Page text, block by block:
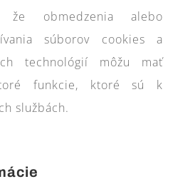
že obmedzenia alebo
súborov cookies a
technológií môžu mať
funkcie, ktoré sú k
službách.